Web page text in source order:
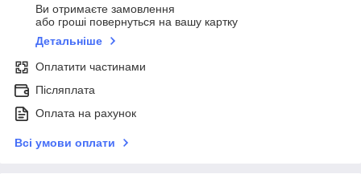
Ви отримаєте замовлення
або гроші повернуться на вашу картку
Детальніше
Оплатити частинами
Післяплата
Оплата на рахунок
Всі умови оплати